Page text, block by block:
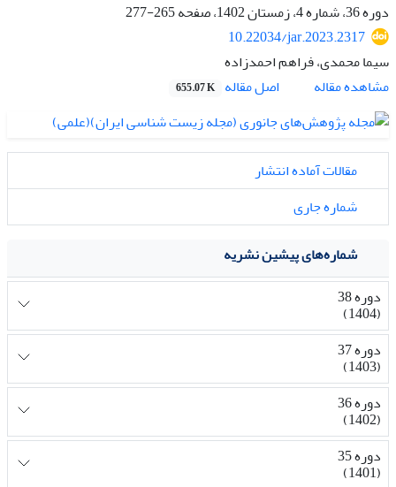
دوره 36، شماره 4، زمستان 1402، صفحه
265-277
10.22034/jar.2023.2317
سیما محمدی، فراهم احمدزاده
مشاهده مقاله
اصل مقاله 655.07 K
مقالات آماده انتشار
شماره جاری
شماره‌های پیشین نشریه
دوره 38
(1404)
دوره 37
(1403)
دوره 36
(1402)
دوره 35
(1401)